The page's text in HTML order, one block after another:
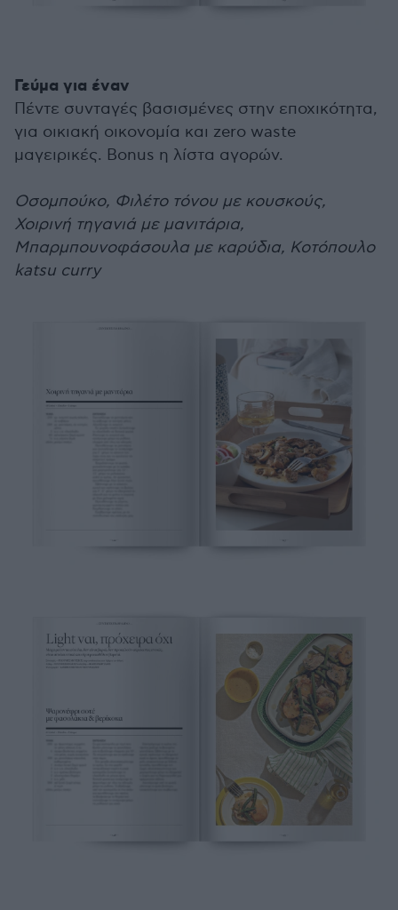
Γεύμα για έναν
Πέντε συνταγές βασισμένες στην εποχικότητα,
για οικιακή οικονομία και zero waste
μαγειρικές. Bonus η λίστα αγορών.
Οσομπούκο, Φιλέτο τόνου με κουσκούς,
Χοιρινή τηγανιά με μανιτάρια,
Μπαρμπουνοφάσουλα με καρύδια, Κοτόπουλο
katsu curry